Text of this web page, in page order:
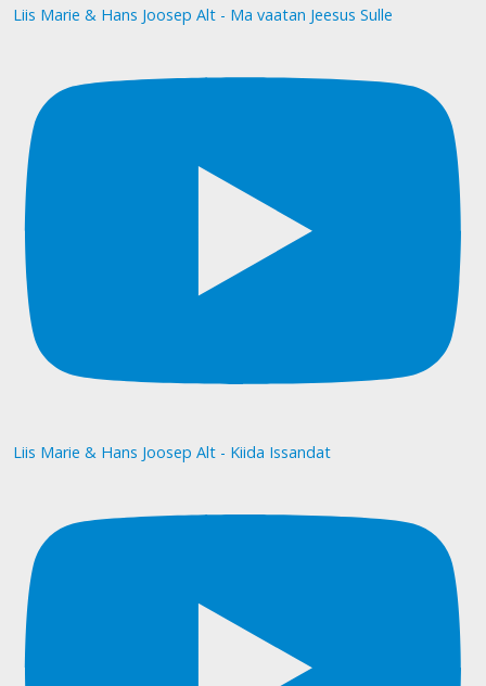
Liis Marie & Hans Joosep Alt - Ma vaatan Jeesus Sulle
Liis Marie & Hans Joosep Alt - Kiida Issandat